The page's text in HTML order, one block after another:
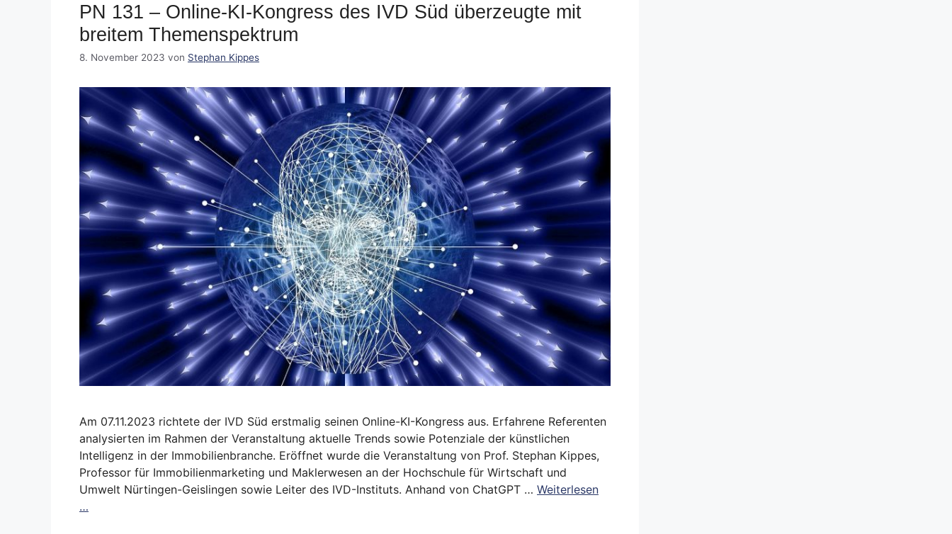
PN 131 – Online-KI-Kongress des IVD Süd überzeugte mit
breitem Themenspektrum
8. November 2023 von Stephan Kippes
Am 07.11.2023 richtete der IVD Süd erstmalig seinen Online-KI-Kongress aus. Erfahrene Referenten
analysierten im Rahmen der Veranstaltung aktuelle Trends sowie Potenziale der künstlichen
Intelligenz in der Immobilienbranche. Eröffnet wurde die Veranstaltung von Prof. Stephan Kippes,
Professor für Immobilienmarketing und Maklerwesen an der Hochschule für Wirtschaft und
Umwelt Nürtingen-Geislingen sowie Leiter des IVD-Instituts. Anhand von ChatGPT … Weiterlesen
…